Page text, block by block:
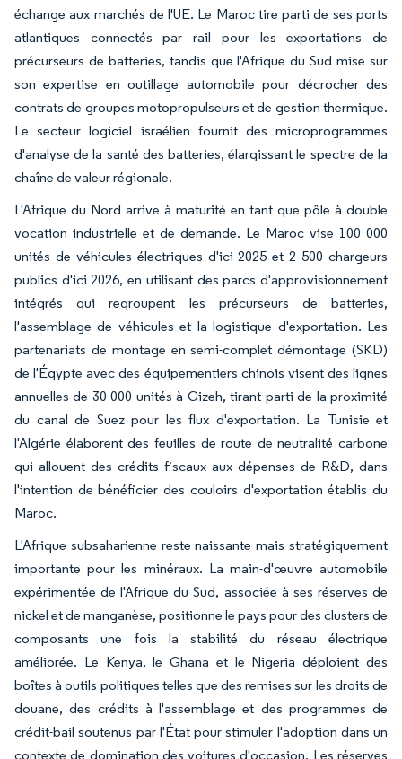
échange aux marchés de l'UE. Le Maroc tire parti de ses ports
atlantiques connectés par rail pour les exportations de
précurseurs de batteries, tandis que l'Afrique du Sud mise sur
son expertise en outillage automobile pour décrocher des
contrats de groupes motopropulseurs et de gestion thermique.
Le secteur logiciel israélien fournit des microprogrammes
d'analyse de la santé des batteries, élargissant le spectre de la
chaîne de valeur régionale.
L'Afrique du Nord arrive à maturité en tant que pôle à double
vocation industrielle et de demande. Le Maroc vise 100 000
unités de véhicules électriques d'ici 2025 et 2 500 chargeurs
publics d'ici 2026, en utilisant des parcs d'approvisionnement
intégrés qui regroupent les précurseurs de batteries,
l'assemblage de véhicules et la logistique d'exportation. Les
partenariats de montage en semi-complet démontage (SKD)
de l'Égypte avec des équipementiers chinois visent des lignes
annuelles de 30 000 unités à Gizeh, tirant parti de la proximité
du canal de Suez pour les flux d'exportation. La Tunisie et
l'Algérie élaborent des feuilles de route de neutralité carbone
qui allouent des crédits fiscaux aux dépenses de R&D, dans
l'intention de bénéficier des couloirs d'exportation établis du
Maroc.
L'Afrique subsaharienne reste naissante mais stratégiquement
importante pour les minéraux. La main-d'œuvre automobile
expérimentée de l'Afrique du Sud, associée à ses réserves de
nickel et de manganèse, positionne le pays pour des clusters de
composants une fois la stabilité du réseau électrique
améliorée. Le Kenya, le Ghana et le Nigeria déploient des
boîtes à outils politiques telles que des remises sur les droits de
douane, des crédits à l'assemblage et des programmes de
crédit-bail soutenus par l'État pour stimuler l'adoption dans un
contexte de domination des voitures d'occasion. Les réserves